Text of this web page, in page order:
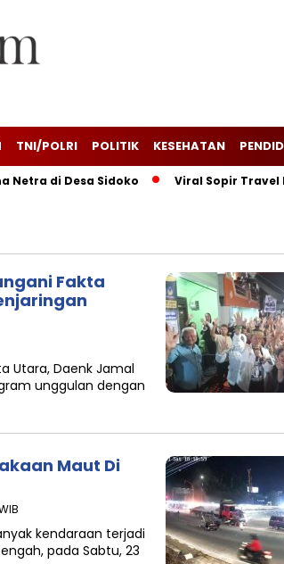
TNI/POLRI POLITIK KESEHATAN
di Desa Sidoko Viral Sopir Travel
Fakta
Utara, Daenk Jamal
unggulan dengan
Maut Di
kendaraan terjadi
pada Sabtu, 23